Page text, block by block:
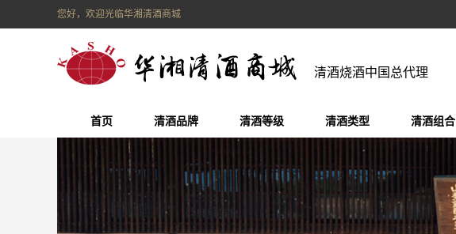
您好，欢迎光临华湘清酒商城
清酒烧酒中国总代理
首页 清酒品牌 清酒等级 清酒类型 清酒组合